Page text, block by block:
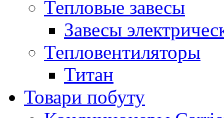
Тепловые завесы
Завесы
Тепловентиляторы
Титан
Товари побуту